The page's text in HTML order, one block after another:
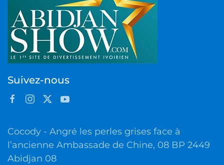
Suivez-nous
Cocody - Angré les perles grises face à
l’ancienne Ambassade de Chine, 08 BP 2449
Abidjan 08